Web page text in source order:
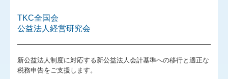
『名参謀Tel&Mailプラン』
確定申告の時期です
TKC全国会
公益法人経営研究会
新公益法人制度に対応する新公益法人会計基準への移行と適正な
税務申告をご支援します。